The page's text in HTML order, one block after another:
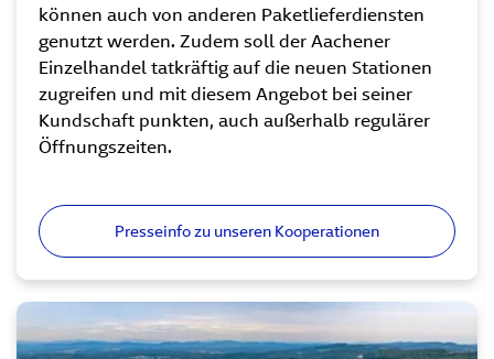
können auch von anderen Paketlieferdiensten
genutzt werden. Zudem soll der Aachener
Einzelhandel tatkräftig auf die neuen Stationen
zugreifen und mit diesem Angebot bei seiner
Kundschaft punkten, auch außerhalb regulärer
Öffnungszeiten.
Presseinfo zu unseren Kooperationen